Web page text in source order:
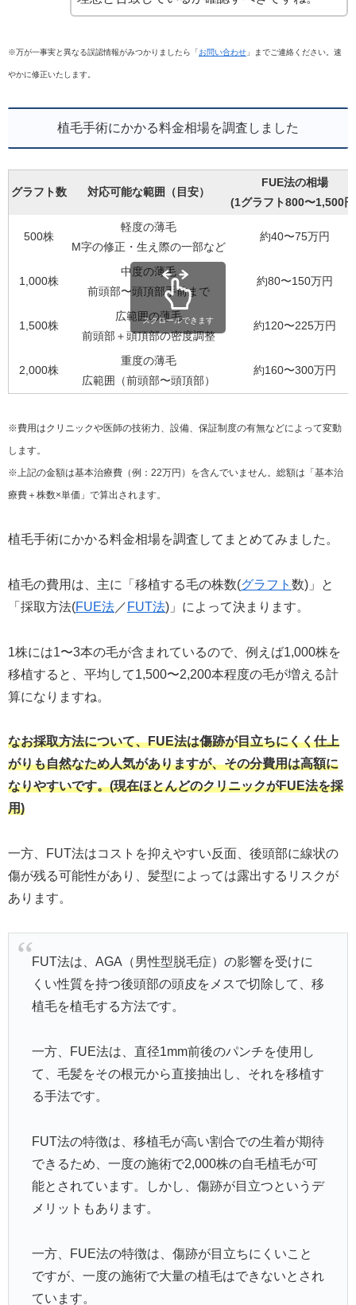
※万が一事実と異なる誤認情報がみつかりましたら「お問い合わせ 」までご連絡ください。速
やかに修正いたします。
植毛手術にかかる料金相場を調査しました
グラフト数 対応可能な範囲（目安）
FUE法の相場
(1グラフト800〜1,500
500株
軽度の薄毛
M字の修正・生え際の一部など
約40〜75万円
1,000株
中度の薄毛
前頭部〜頭頂部手前まで
約80〜150万円
1,500株
広範囲の薄毛
前頭部＋頭頂部の密度調整
約120〜225万円
2,000株
重度の薄毛
広範囲（前頭部〜頭頂部）
約160〜300万円
スクロールできます
※費用はクリニックや医師の技術力、設備、保証制度の有無などによって変動
します。
※上記の金額は基本治療費（例：22万円）を含んでいません。総額は「基本治
療費＋株数×単価」で算出されます。
植毛手術にかかる料金相場を調査してまとめてみました。
植毛の費用は、主に「移植する毛の株数(グラフト 数)」と
「採取方法(FUE法 ／ FUT法)」によって決まります。
1株には1〜3本の毛が含まれているので、例えば1,000株を
移植すると、平均して1,500〜2,200本程度の毛が増える計
算になりますね。
なお採取方法について、FUE法は傷跡が目立ちにくく仕上
がりも自然なため人気がありますが、その分費用は高額に
なりやすいです。(現在ほとんどのクリニックがFUE法を採
用)
一方、FUT法はコストを抑えやすい反面、後頭部に線状の
傷が残る可能性があり、髪型によっては露出するリスクが
あります。
FUT法は、AGA（男性型脱毛症）の影響を受けに
くい性質を持つ後頭部の頭皮をメスで切除して、移
植毛を植毛する方法です。
一方、FUE法は、直径1mm前後のパンチを使用し
て、毛髪をその根元から直接抽出し、それを移植す
る手法です。
FUT法の特徴は、移植毛が高い割合での生着が期待
できるため、一度の施術で2,000株の自毛植毛が可
能とされています。しかし、傷跡が目立つというデ
メリットもあります。
一方、FUE法の特徴は、傷跡が目立ちにくいこと
ですが、一度の施術で大量の植毛はできないとされ
ています。